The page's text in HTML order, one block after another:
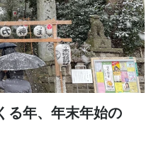
る年、年末年始の